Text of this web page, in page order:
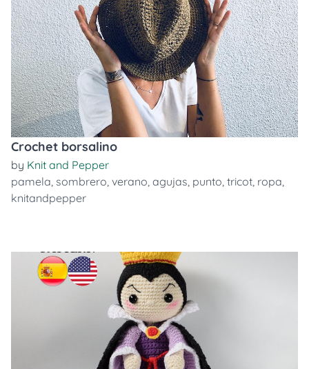
Crochet borsalino
by Knit and Pepper
pamela, sombrero, verano, agujas, punto, tricot, ropa,
knitandpepper